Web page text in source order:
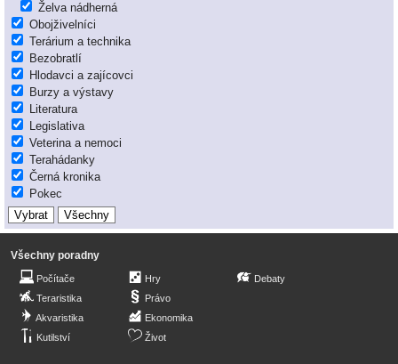
Želva nádherná
Obojživelníci
Terárium a technika
Bezobratlí
Hlodavci a zajícovci
Burzy a výstavy
Literatura
Legislativa
Veterina a nemoci
Terahádanky
Černá kronika
Pokec
Všechny poradny
Počítače
Teraristika
Akvaristika
Kutilství
Hry
Právo
Ekonomika
Život
Debaty